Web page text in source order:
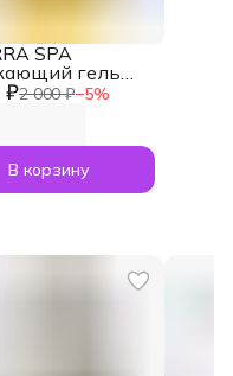
₽2 000 ₽−5%
SPA
гель
Refreshing
В корзину